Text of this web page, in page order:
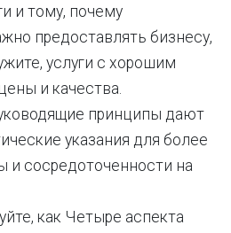
и тому, почему
предоставлять бизнесу,
услуги с хорошим
и качества.
принципы дают
указания для более
и сосредоточенности на
как Четыре аспекта